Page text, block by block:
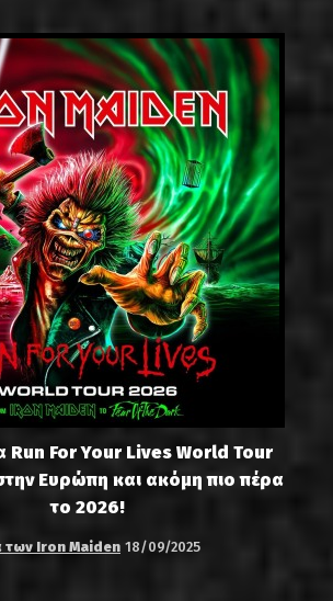
Run For Your Lives World Tour
Ευρώπη και ακόμη πιο πέρα
το 2026!
των Iron Maiden 18/09/2025